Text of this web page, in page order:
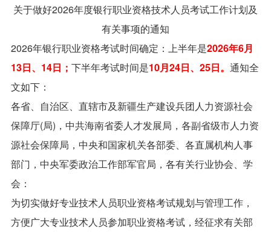
关于做好2026年度银行职业资格技术人员考试工作计划及
有关事项的通知
2026年银行职业资格考试时间确定：上半年是2026年6月
13日、14日；下半年考试时间是10月24日、25日。通知全
文如下：
各省、自治区、直辖市及新疆生产建设兵团人力资源社会
保障厅(局)，中共海南省委人才发展局，各副省级市人力资
源社会保障局，中央和国家机关各部委、各直属机构人事
部门，中央军委政治工作部军官局，各有关行业协会、学
会：
为切实做好专业技术人员职业资格考试规划与管理工作，
方便广大专业技术人员参加职业资格考试，经征求有关部